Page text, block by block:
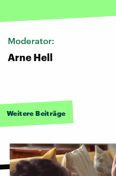
Moderator:
Arne Hell
Weitere Beiträge